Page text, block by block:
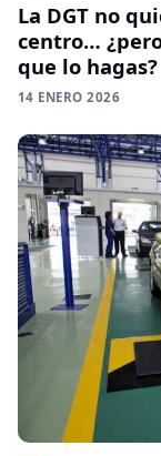
La DGT no
centro…
que lo hagas?
14 ENERO 2026